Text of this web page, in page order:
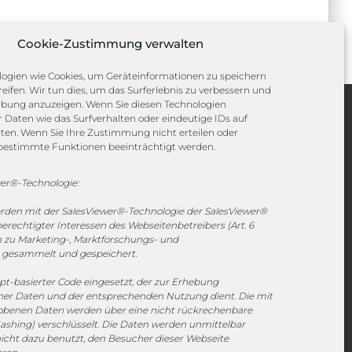
Cookie-Zustimmung verwalten
wie Cookies, um Geräteinformationen zu speichern
Wir tun dies, um das Surferlebnis zu verbessern und
anzuzeigen. Wenn Sie diesen Technologien
wie das Surfverhalten oder eindeutige IDs auf
Wenn Sie Ihre Zustimmung nicht erteilen oder
Funktionen beeinträchtigt werden.
Technologie:
mit der SalesViewer®-Technologie der SalesViewer®
Interessen des Webseitenbetreibers (Art. 6
zu Marketing-, Marktforschungs- und
und gespeichert.
basierter Code eingesetzt, der zur Erhebung
Daten und der entsprechenden Nutzung dient. Die mit
Daten werden über eine nicht rückrechenbare
verschlüsselt. Die Daten werden unmittelbar
dazu benutzt, den Besucher dieser Webseite
Channels
Mo. - Do. 08:00 - 17:00 Uhr
Fr. 08:00 - 15:00 Uhr
Sponsoring